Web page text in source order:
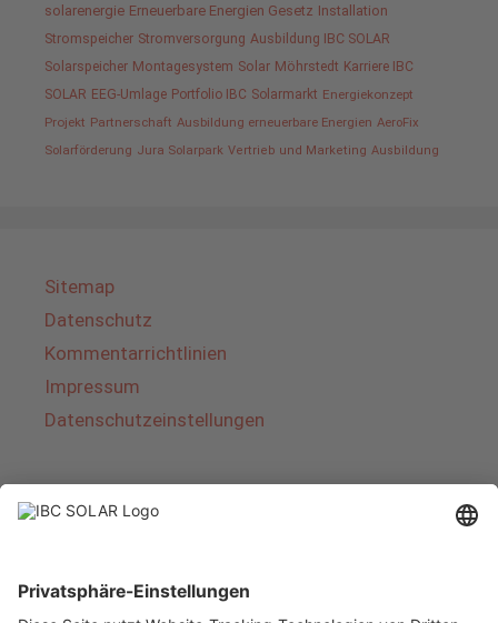
solarenergie Erneuerbare Energien Gesetz Installation
Stromspeicher Stromversorgung Ausbildung IBC SOLAR
Solarspeicher Montagesystem Solar Möhrstedt Karriere IBC
SOLAR EEG-Umlage Portfolio IBC Solarmarkt Energiekonzept
Projekt Partnerschaft Ausbildung erneuerbare Energien AeroFix
Solarförderung Jura Solarpark Vertrieb und Marketing Ausbildung
Sitemap
Datenschutz
Kommentarrichtlinien
Impressum
Datenschutzeinstellungen
Über IBC SOLAR
von Energielösungen und Dienstleistungen im